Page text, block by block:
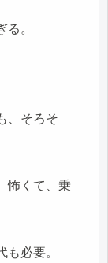
。
、そろそ
怖くて、乗
必要。